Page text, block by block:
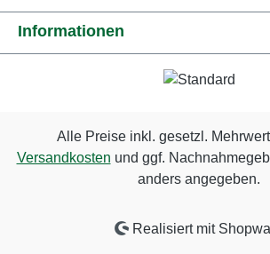
Informationen
Alle Preise inkl. gesetzl.
Versandkosten und ggf.
anders angegeben.
Realisiert mit